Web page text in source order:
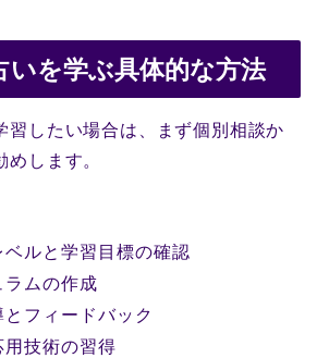
いを学ぶ具体的な方法
習したい場合は、まず個別相談か
めします。
ルと学習目標の確認
ムの作成
フィードバック
技術の習得